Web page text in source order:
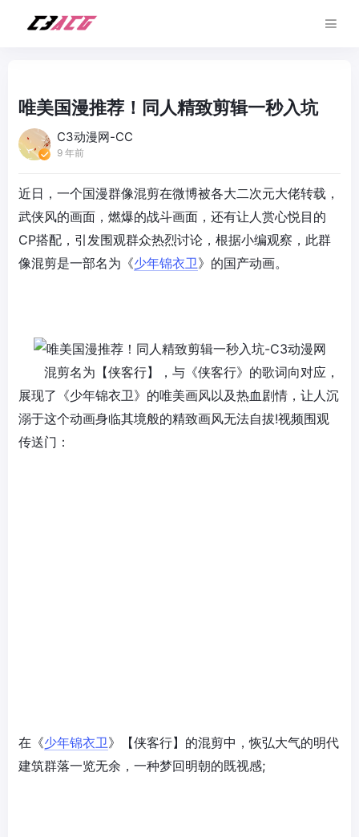
唯美国漫推荐！同人精致剪辑一秒入坑
C3动漫网-CC
9 年前
近日，一个国漫群像混剪在微博被各大二次元大佬转载，
武侠风的画面，燃爆的战斗画面，还有让人赏心悦目的
CP搭配，引发围观群众热烈讨论，根据小编观察，此群
像混剪是一部名为《少年锦衣卫》的国产动画。
混剪名为【侠客行】，与《侠客行》的歌词向对应，
展现了《少年锦衣卫》的唯美画风以及热血剧情，让人沉
溺于这个动画身临其境般的精致画风无法自拔!视频围观
传送门：
在《少年锦衣卫》【侠客行】的混剪中，恢弘大气的明代
建筑群落一览无余，一种梦回明朝的既视感;